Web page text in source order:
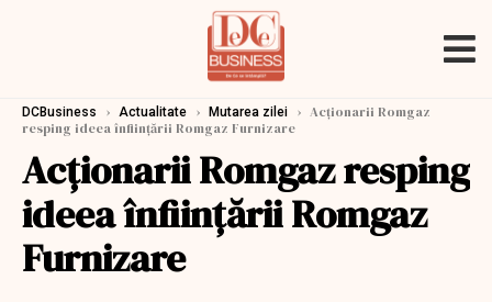
DCBusiness › Actualitate › Mutarea zilei › Acționarii Romgaz
resping ideea înființării Romgaz Furnizare
Acționarii Romgaz resping
ideea înființării Romgaz
Furnizare